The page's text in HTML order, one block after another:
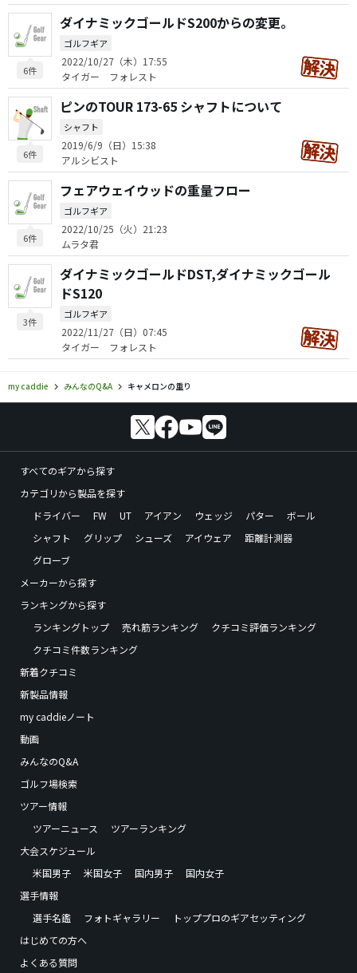
6件
ダイナミックゴールドS200からの変更。
ゴルフギア
2022/10/27（木）17:55
タイガー フォレスト
6件
ピンのTOUR 173-65 シャフトについて
シャフト
2019/6/9（日）15:38
アルシビスト
6件
フェアウェイウッドの重量フロー
ゴルフギア
2022/10/25（火）21:23
ムラタ君
3件
ダイナミックゴールドDST,ダイナミックゴール
ドS120
ゴルフギア
2022/11/27（日）07:45
タイガー フォレスト
my caddie みんなのQ&A キャメロンの重り
すべてのギアから探す
カテゴリから製品を探す
ドライバー
FW UT アイアン ウェッジ パター
ボール
シャフト
グリップ シューズ アイウェア
距離計測器
グローブ
メーカーから探す
ランキングから探す
ランキングトップ
売れ筋ランキング
クチコミ評価ランキング
クチコミ件数ランキング
新着クチコミ
新製品情報
my caddieノート
動画
みんなのQ&A
ゴルフ場検索
ツアー情報
ツアーニュース
ツアーランキング
大会スケジュール
米国男子
米国女子 国内男子
国内女子
選手情報
選手名鑑
フォトギャラリー
トッププロのギアセッティング
はじめての方へ
よくある質問